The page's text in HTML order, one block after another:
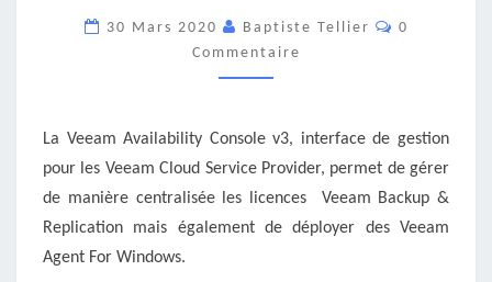
PROVIDER
CONSOLE
30 Mars 2020 Baptiste Tellier
0
Commentaire
La Veeam Availability Console v3, interface de gestion
pour les Veeam Cloud Service Provider, permet de gérer
de manière centralisée les licences Veeam Backup &
Replication mais également de déployer des Veeam
Agent For Windows.